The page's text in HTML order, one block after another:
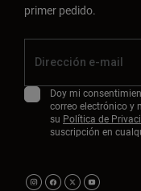
primer pedido.
Doy mi
correo electrónico y
su Política de
suscripción en